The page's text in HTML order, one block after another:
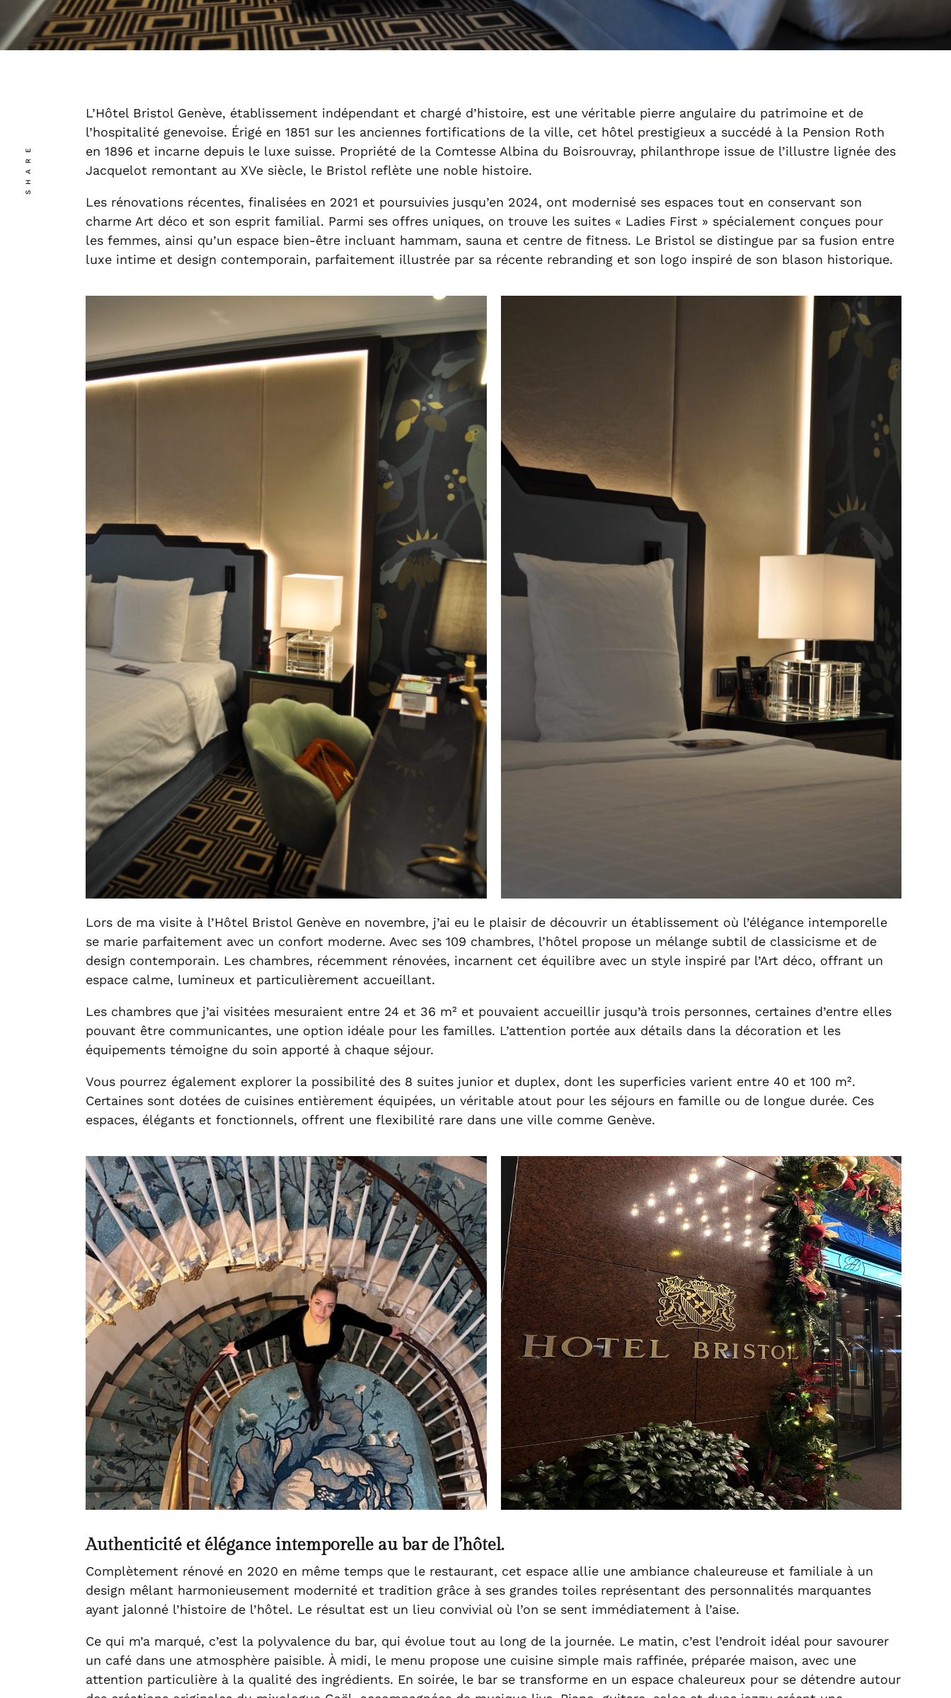
SHARE
L’Hôtel Bristol Genève, établissement indépendant et chargé d’histoire, est une véritable pierre angulaire du patrimoine et de
l’hospitalité genevoise. Érigé en 1851 sur les anciennes fortifications de la ville, cet hôtel prestigieux a succédé à la Pension Roth
en 1896 et incarne depuis le luxe suisse. Propriété de la Comtesse Albina du Boisrouvray, philanthrope issue de l’illustre lignée des
Jacquelot remontant au XVe siècle, le Bristol reflète une noble histoire.
Les rénovations récentes, finalisées en 2021 et poursuivies jusqu’en 2024, ont modernisé ses espaces tout en conservant son
charme Art déco et son esprit familial. Parmi ses offres uniques, on trouve les suites « Ladies First » spécialement conçues pour
les femmes, ainsi qu’un espace bien-être incluant hammam, sauna et centre de fitness. Le Bristol se distingue par sa fusion entre
luxe intime et design contemporain, parfaitement illustrée par sa récente rebranding et son logo inspiré de son blason historique.
Lors de ma visite à l’Hôtel Bristol Genève en novembre, j’ai eu le plaisir de découvrir un établissement où l’élégance intemporelle
se marie parfaitement avec un confort moderne. Avec ses 109 chambres, l’hôtel propose un mélange subtil de classicisme et de
design contemporain. Les chambres, récemment rénovées, incarnent cet équilibre avec un style inspiré par l’Art déco, offrant un
espace calme, lumineux et particulièrement accueillant.
Les chambres que j’ai visitées mesuraient entre 24 et 36 m² et pouvaient accueillir jusqu’à trois personnes, certaines d’entre elles
pouvant être communicantes, une option idéale pour les familles. L’attention portée aux détails dans la décoration et les
équipements témoigne du soin apporté à chaque séjour.
Vous pourrez également explorer la possibilité des 8 suites junior et duplex, dont les superficies varient entre 40 et 100 m².
Certaines sont dotées de cuisines entièrement équipées, un véritable atout pour les séjours en famille ou de longue durée. Ces
espaces, élégants et fonctionnels, offrent une flexibilité rare dans une ville comme Genève.
Authenticité et élégance intemporelle au bar de l’hôtel.
Complètement rénové en 2020 en même temps que le restaurant, cet espace allie une ambiance chaleureuse et familiale à un
design mêlant harmonieusement modernité et tradition grâce à ses grandes toiles représentant des personnalités marquantes
ayant jalonné l’histoire de l’hôtel. Le résultat est un lieu convivial où l’on se sent immédiatement à l’aise.
Ce qui m’a marqué, c’est la polyvalence du bar, qui évolue tout au long de la journée. Le matin, c’est l’endroit idéal pour savourer
un café dans une atmosphère paisible. À midi, le menu propose une cuisine simple mais raffinée, préparée maison, avec une
attention particulière à la qualité des ingrédients. En soirée, le bar se transforme en un espace chaleureux pour se détendre autour